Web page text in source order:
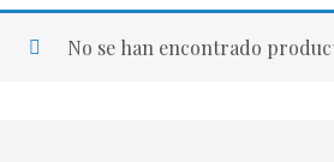
No se han encontrado